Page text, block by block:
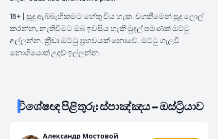
18+ | සූදු ඇබ්බැහිකමට හේතු විය හැක. වගකීමෙන් සූදු ලොල්
කරන්න, නැතිවීමට ඔබ ඉවසිය හැකි මුදල් පමණක් ඔට්ටු
අල්ලන්න. ක්‍රීඩා ඔට්ටු ප්‍රභවයක් නොවේ. ඔට්ටු ගැලවී
නොගියොත් උදව් ඉල්ලන්න.
විශේෂඥ පිළිතුරු: ස්පාඤ්ඤය – ඔස්ට්‍රියාව
Александр Мостовой